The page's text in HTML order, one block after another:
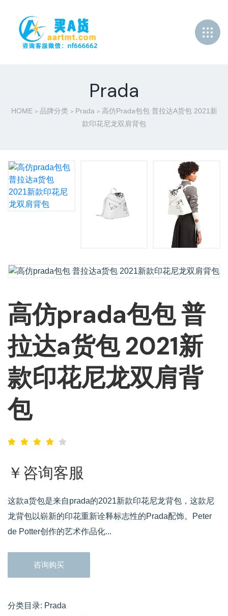
Prada
HOME > 品牌分类 > Prada > 高仿prada包包 普拉达a货包 2021新
款印花尼龙双肩背包
高仿prada包包 普
拉达a货包 2021新
款印花尼龙双肩背
包
￥咨询客服
这款a货包是来自prada的2021新款印花尼龙背包，这款尼
龙背包以崭新的印花重新诠释标志性的Prada配饰。Peter
de Potter创作的艺术作品化...
咨询购买
分类目录: Prada